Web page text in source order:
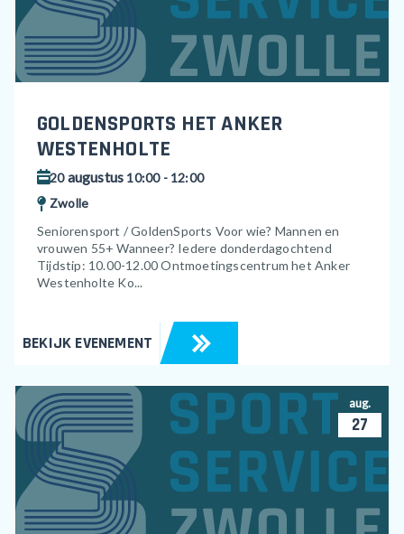
GOLDENSPORTS HET ANKER
WESTENHOLTE
20augustus 10:00 - 12:00
Zwolle
Seniorensport / GoldenSports Voor wie? Mannen en
vrouwen 55+ Wanneer? Iedere donderdagochtend
Tijdstip: 10.00-12.00 Ontmoetingscentrum het Anker
Westenholte Ko...
BEKIJK EVENEMENT
aug.
27